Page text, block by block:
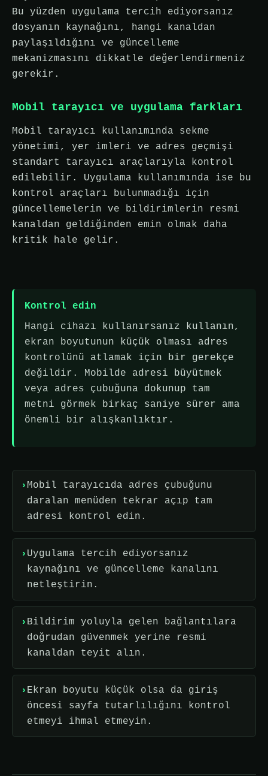
Bu yüzden uygulama tercih ediyorsanız
dosyanın kaynağını, hangi kanaldan
paylaşıldığını ve güncelleme
mekanizmasını dikkatle değerlendirmeniz
gerekir.
Mobil tarayıcı ve uygulama farkları
Mobil tarayıcı kullanımında sekme
yönetimi, yer imleri ve adres geçmişi
standart tarayıcı araçlarıyla kontrol
edilebilir. Uygulama kullanımında ise bu
kontrol araçları bulunmadığı için
güncellemelerin ve bildirimlerin resmi
kanaldan geldiğinden emin olmak daha
kritik hale gelir.
Kontrol edin
Hangi cihazı kullanırsanız kullanın,
ekran boyutunun küçük olması adres
kontrolünü atlamak için bir gerekçe
değildir. Mobilde adresi büyütmek
veya adres çubuğuna dokunup tam
metni görmek birkaç saniye sürer ama
önemli bir alışkanlıktır.
Mobil tarayıcıda adres çubuğunu
daralan menüden tekrar açıp tam
adresi kontrol edin.
Uygulama tercih ediyorsanız
kaynağını ve güncelleme kanalını
netleştirin.
Bildirim yoluyla gelen bağlantılara
doğrudan güvenmek yerine resmi
kanaldan teyit alın.
Ekran boyutu küçük olsa da giriş
öncesi sayfa tutarlılığını kontrol
etmeyi ihmal etmeyin.